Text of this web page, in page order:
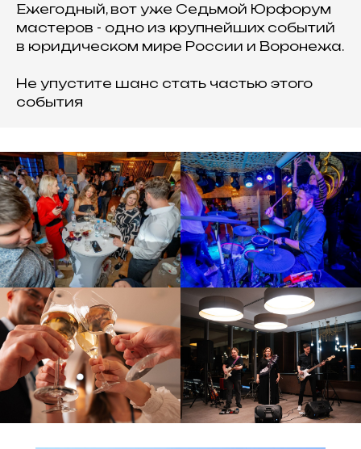
Ежегодный, вот уже Седьмой Юрфорум
мастеров - одно из крупнейших событий
в юридическом мире России и Воронежа.
Не упустите шанс стать частью этого
события